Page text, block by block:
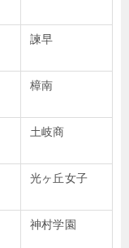
諫早
樟南
土岐商
光ヶ丘女子
神村学園